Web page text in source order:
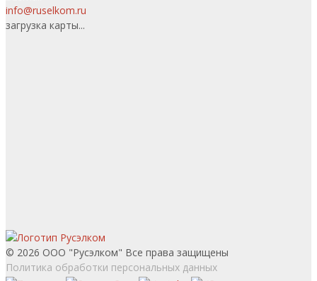
info@ruselkom.ru
загрузка карты...
© 2026 ООО "Русэлком" Все права защищены
Политика обработки персональных данных